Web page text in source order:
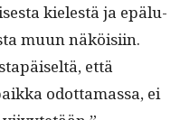
kielestä ja epälu­
muun näköisi­in.
että
odot­ta­mas­sa, ei